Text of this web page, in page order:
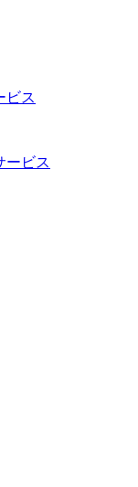
ビス
ービス